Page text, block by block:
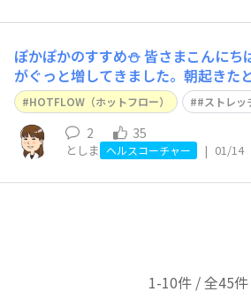
ぽかぽかのすすめ⛄️皆さまこんにち
がぐっと増してきました。朝起きた
なる日が増えた気がします。 最近は
と感じることも多く、何かしないと
り〟を動かすことを始めました。 腕
り、ストレッチバンドを背中から
HOTFLOW（ホットフロー） #ストレッ
2 35
としま ヘルスコーチャー | 01/14
1-10件 / 全45件